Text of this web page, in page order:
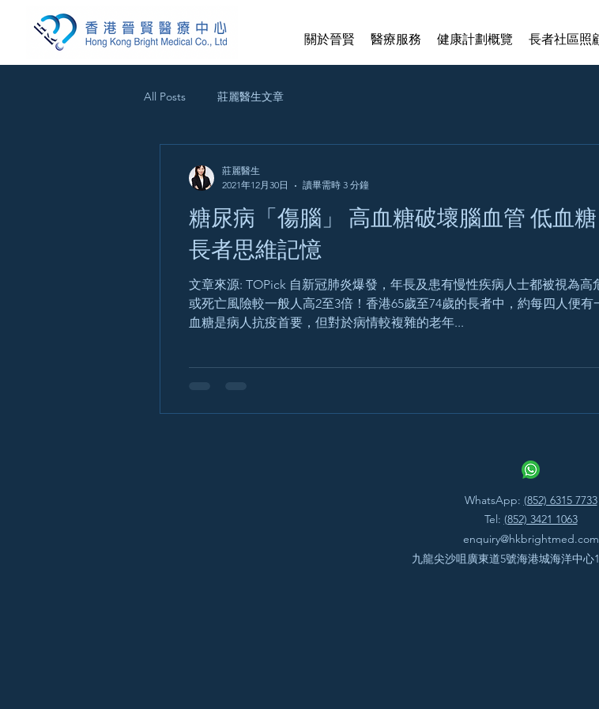
關於晉賢 醫療服務 健康計劃概覽 長者社區照
All Posts 莊麗醫生文章
糖尿病「傷腦」 高血糖破壞腦血管 低血
長者思維記憶
文章來源: TOPick 自新冠肺炎爆發，年長及患有慢性疾病人士都被視為
或死亡風險較一般人高2至3倍！香港65歲至74歲的長者中，約每四人便
血糖是病人抗疫首要，但對於病情較複雜的老年...
莊麗醫生
2021年12月30日
讀畢需時 3 分鐘
WhatsApp: (852) 6315 7733
Tel: (852) 3421 1063
enquiry@hkbrightmed.com
九龍尖沙咀廣東道5號海港城海洋中心